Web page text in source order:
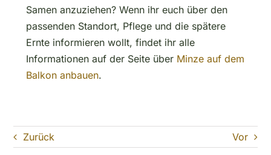
Samen anzuziehen? Wenn ihr euch über den
passenden Standort, Pflege und die spätere
Ernte informieren wollt, findet ihr alle
Informationen auf der Seite über Minze auf dem
Balkon anbauen.
Zurück Vor